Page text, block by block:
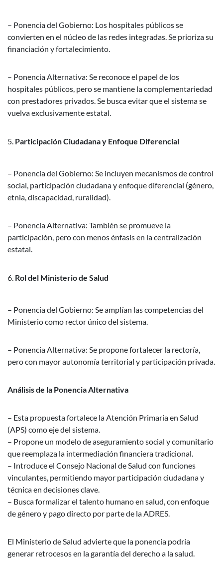
– Ponencia del Gobierno: Los hospitales públicos se
convierten en el núcleo de las redes integradas. Se prioriza su
financiación y fortalecimiento.
– Ponencia Alternativa: Se reconoce el papel de los
hospitales públicos, pero se mantiene la complementariedad
con prestadores privados. Se busca evitar que el sistema se
vuelva exclusivamente estatal.
Participación Ciudadana y Enfoque Diferencial
– Ponencia del Gobierno: Se incluyen mecanismos de control
social, participación ciudadana y enfoque diferencial (género,
etnia, discapacidad, ruralidad).
– Ponencia Alternativa: También se promueve la
participación, pero con menos énfasis en la centralización
estatal.
Rol del Ministerio de Salud
– Ponencia del Gobierno: Se amplían las competencias del
Ministerio como rector único del sistema.
– Ponencia Alternativa: Se propone fortalecer la rectoría,
pero con mayor autonomía territorial y participación privada.
Análisis de la Ponencia Alternativa
– Esta propuesta fortalece la Atención Primaria en Salud
(APS) como eje del sistema.
– Propone un modelo de aseguramiento social y comunitario
que reemplaza la intermediación financiera tradicional.
– Introduce el Consejo Nacional de Salud con funciones
vinculantes, permitiendo mayor participación ciudadana y
técnica en decisiones clave.
– Busca formalizar el talento humano en salud, con enfoque
de género y pago directo por parte de la ADRES.
El Ministerio de Salud advierte que la ponencia podría
generar retrocesos en la garantía del derecho a la salud.